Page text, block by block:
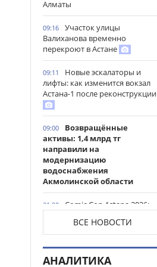
Алматы
09:16
Участок улицы
Валиханова временно
перекроют в Астане
09:11
Новые эскалаторы и
лифты: как изменится вокзал
Астана-1 после реконструкции
09:00
Возвращённые
активы: 1,4 млрд тг
направили на
модернизацию
водоснабжения
Акмолинской области
21:00
Comic Con Astana 2026:
назвал Казахстан территорией
дипломатии на карте «Игры
престолов»
ВСЕ НОВОСТИ
АНАЛИТИКА